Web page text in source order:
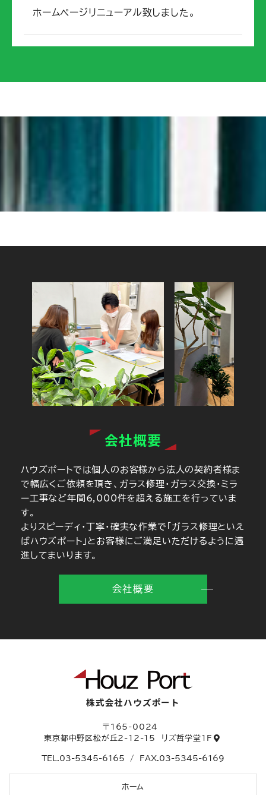
ホームページリニューアル致しました。
会社概要
ハウズポートでは個人のお客様から法人の契約者様ま
で幅広くご依頼を頂き、ガラス修理・ガラス交換・ミラ
ー工事など年間6,000件を超える施工を行っていま
す。
よりスピーディ・丁寧・確実な作業で「ガラス修理といえ
ばハウズポート」とお客様にご満足いただけるように邁
進してまいります。
会社概要
株式会社ハウズポート
〒165-0024
東京都中野区松が丘2-12-15 リズ哲学堂1F
TEL.03-5345-6165 / FAX.03-5345-6169
ホーム